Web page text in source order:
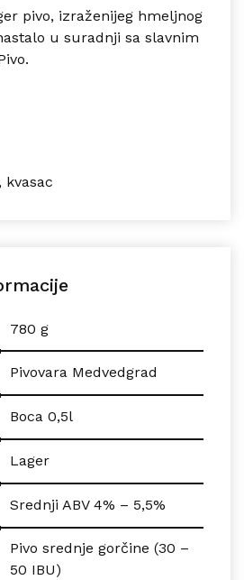
pivo, izraženijeg hmeljnog
u suradnji sa slavnim
kvasac
780 g
Pivovara Medvedgrad
Boca 0,5l
Lager
Srednji ABV 4% – 5,5%
Pivo srednje gorčine (30 –
50 IBU)